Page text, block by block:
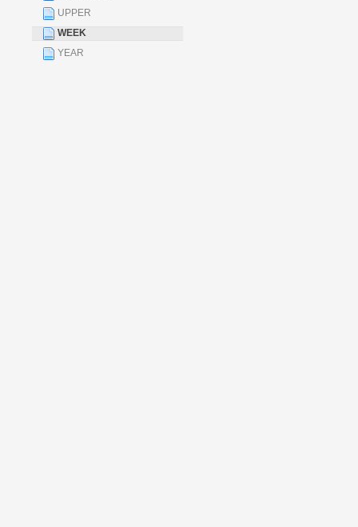
UPPER
WEEK
YEAR